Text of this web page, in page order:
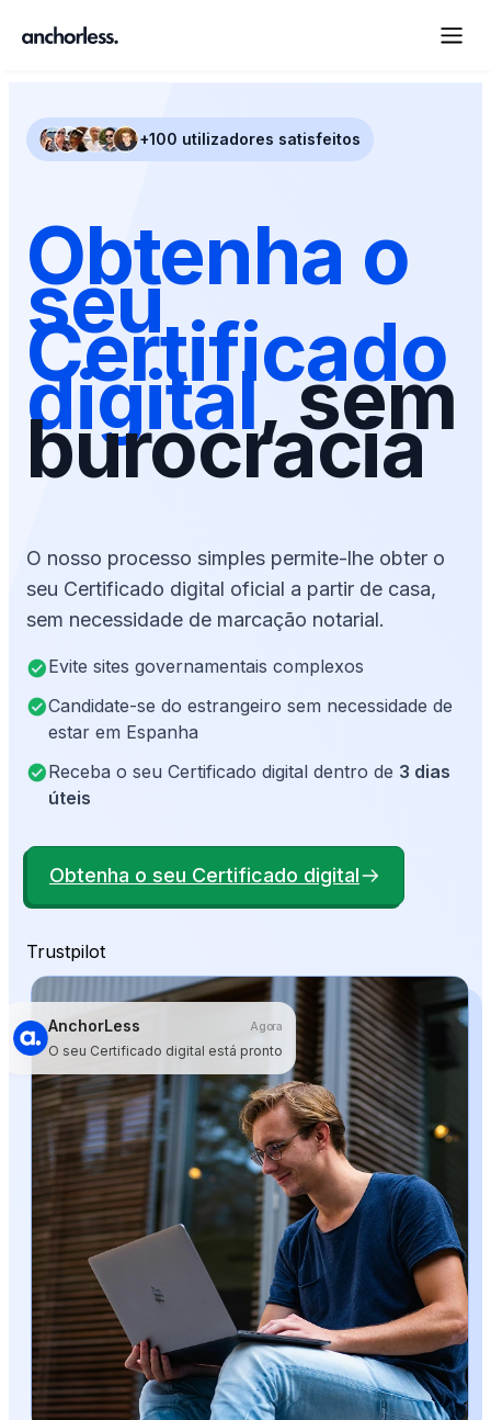
+100 utilizadores satisfeitos
Obtenha o
seu
Certificado
digital, sem
burocracia
O nosso processo simples permite-lhe obter o
seu Certificado digital oficial a partir de casa,
sem necessidade de marcação notarial.
Evite sites governamentais complexos
Candidate-se do estrangeiro sem necessidade de
estar em Espanha
Receba o seu Certificado digital dentro de 3 dias
úteis
Obtenha o seu Certificado digital
Trustpilot
AnchorLess Agora
O seu Certificado digital está pronto